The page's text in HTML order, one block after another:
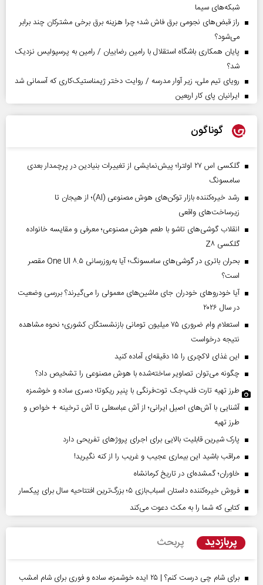
شبکه‌های سیما
راز قبض‌های نجومی برق فاش شد؛ چرا هزینه برق برخی مشترکان چند برابر
می‌شود؟
پایان همکاری باشگاه استقلال با رامین رضاییان / رامین به پرسپولیس نزدیک
شد؟
رویای تیم ملی، زیر آوار مدرسه / روایت دختر ژیمناستیک‌کاری که آسمانی شد
ایرانیان پای کار اربعین
گوناگون
گلکسی اس ۲۷ اولترا؛ پیش‌نمایشی از تغییرات بنیادین در پرچمدار بعدی
سامسونگ
رشد خیره‌کننده بازار توکن‌های هوش مصنوعی (AI)؛ از هیجان تا
زیرساخت‌های واقعی
انقلاب گوشی‌های تاشو‌ با طعم هوش مصنوعی؛ معرفی و مقایسه خانواده
گلکسی Z۸
بحران باتری در گوشی‌های سامسونگ؛ آیا به‌روزرسانی One UI ۸.۵ مقصر
است؟
آیا خودروهای خودران جای ماشین‌های معمولی را می‌گیرند؟ بررسی وضعیت
در سال ۲۰۲۶
استعلام وام ضروری ۷۵ میلیون تومانی بازنشستگان کشوری؛ نحوه مشاهده
نتیجه درخواست
این غذای لاکچری را ۱۵ دقیقه‌ای آماده کنید
چگونه می‌توان تصاویر ساخته‌شده با هوش مصنوعی را تشخیص داد؟
طرز تهیه تارت فلپ‌جک توت‌فرنگی با پنیر ریکوتا؛ دسری ساده و خوشمزه
آشنایی با آش‌های اصیل ایرانی؛ از آش عباسعلی تا آش ترخینه + خواص و
طرز تهیه
پارک شیرین قابلیت‌ بالایی برای اجرای پروژهای تفریحی دارد
مراقب باشید این بیماری عجیب و غریب را از کنه نگیرید!
خاوران؛ گمشده‌ای در تاریخ کرمانشاه
فروش خیره‌کننده داستان اسباب‌بازی ۵؛ بزرگ‌ترین افتتاحیه سال برای پیکسار
کتابی که شما را به مکث دعوت می‌کند
پربازدید پربحث
برای شام چی درست کنم؟ | ۲۵ ایده خوشمزه، ساده و فوری برای شام امشب